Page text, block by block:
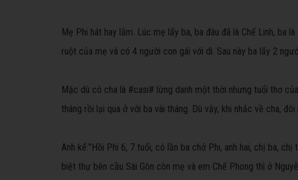
Mẹ Phi hát hay lắm. Lúc mẹ lấy ba, ba đâu đã là Chế Linh, ba
ruột của mẹ và có 4 người con gái với dì. Sau này ba lấy 2
Mặc dù có cha là #casi# lừng danh một thời nhưng tuổi thơ
tháng rồi lại qua ở với ba vài tháng. Dù vậy, khi nhắc về cha,
Anh kể:"Hồi Phi 6, 7 tuổi, có lần ba chở Phi, anh hai, chị ba,
biệt thự bên cầu Sài Gòn còn mẹ và em Chế Phong thì ở